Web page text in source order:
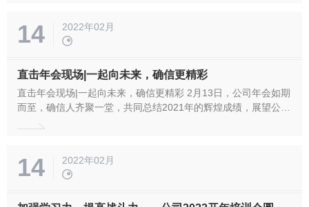
14 2022年02月
直击年会现场|一起向未来，确信更精彩
直击年会现场|一起向未来，确信更精彩 2月13日，公司年会如期
而至，确信人齐聚一堂，共同总结2021年的辉煌成绩，展望公司
未来发展的雄伟蓝图，开启虎年奋斗新篇章。 董事长刘建军首先
14 2022年02月